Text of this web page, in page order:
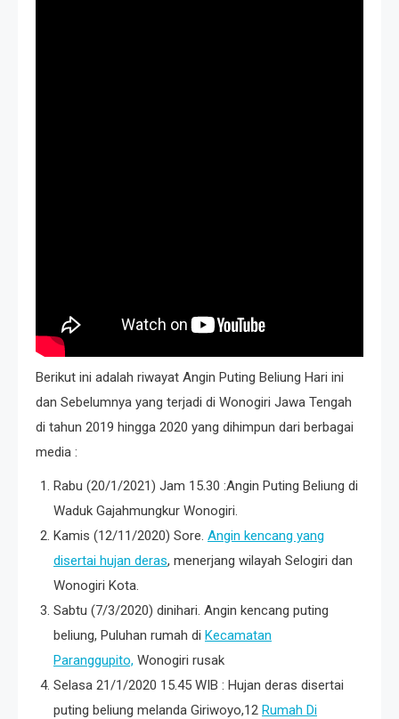
Berikut ini adalah riwayat Angin Puting Beliung Hari ini
dan Sebelumnya yang terjadi di Wonogiri Jawa Tengah
di tahun 2019 hingga 2020 yang dihimpun dari berbagai
media :
Rabu (20/1/2021) Jam 15.30 :Angin Puting Beliung di
Waduk Gajahmungkur Wonogiri.
Kamis (12/11/2020) Sore. Angin kencang yang
disertai hujan deras, menerjang wilayah Selogiri dan
Wonogiri Kota.
Sabtu (7/3/2020) dinihari. Angin kencang puting
beliung, Puluhan rumah di Kecamatan
Paranggupito, Wonogiri rusak
Selasa 21/1/2020 15.45 WIB : Hujan deras disertai
puting beliung melanda Giriwoyo,12 Rumah Di